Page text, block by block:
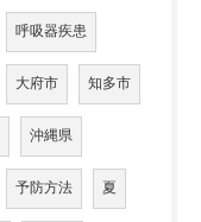
呼吸器疾患
大府市 知多市
沖縄県
予防方法 夏